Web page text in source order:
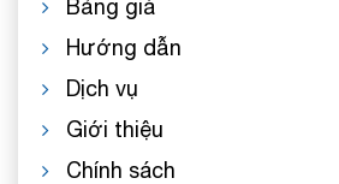
Bảng giá
Hướng dẫn
Dịch vụ
Giới thiệu
Chính sách